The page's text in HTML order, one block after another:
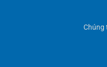
Chúng